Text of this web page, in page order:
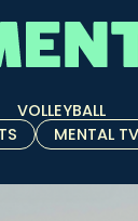
VOLLEYBALL
MENTAL TV